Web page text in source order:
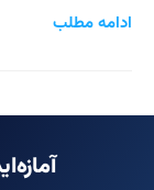
ادامه مطلب